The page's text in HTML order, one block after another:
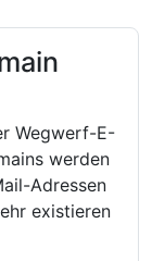
Wegwerf-E-
werden
Adressen
existieren